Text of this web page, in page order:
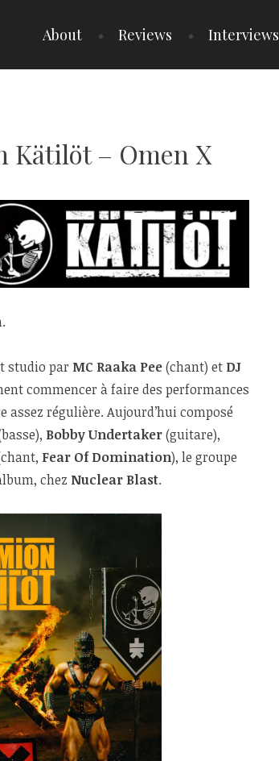
About Reviews Interviews
Kätilöt – Omen X
studio par MC Raaka Pee(chant) et DJ
commencer à faire des performances
régulière. Aujourd’hui composé
Bobby Undertaker(guitare),
Fear Of Domination), le groupe
chez Nuclear Blast.